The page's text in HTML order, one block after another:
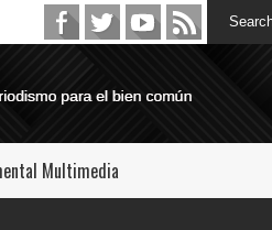
Multimedia